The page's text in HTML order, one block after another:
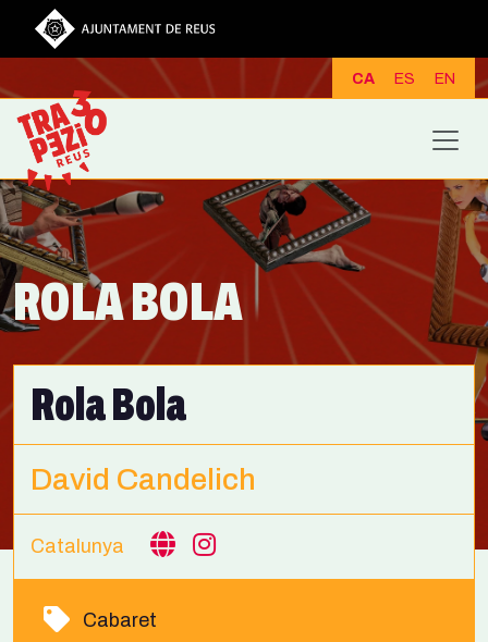
Vés al contingut
CA ES EN
ROLA BOLA
Rola Bola
David Candelich
Catalunya
Cabaret